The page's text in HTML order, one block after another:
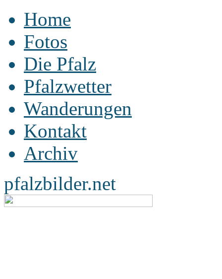
Home
Fotos
Die Pfalz
Pfalzwetter
Wanderungen
Kontakt
Archiv
pfalzbilder.net